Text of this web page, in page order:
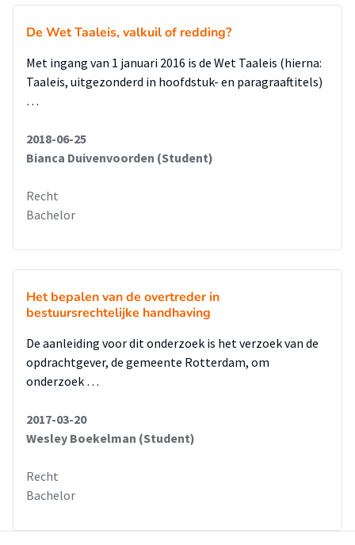
De Wet Taaleis, valkuil of redding?
Met ingang van 1 januari 2016 is de Wet Taaleis (hierna:
Taaleis, uitgezonderd in hoofdstuk- en paragraaftitels)
…
2018-06-25
Bianca Duivenvoorden (Student)
Recht
Bachelor
Het bepalen van de overtreder in
bestuursrechtelijke handhaving
De aanleiding voor dit onderzoek is het verzoek van de
opdrachtgever, de gemeente Rotterdam, om
onderzoek …
2017-03-20
Wesley Boekelman (Student)
Recht
Bachelor